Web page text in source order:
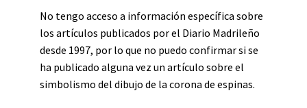
No tengo acceso a información específica sobre
los artículos publicados por el Diario Madrileño
desde 1997, por lo que no puedo confirmar si se
ha publicado alguna vez un artículo sobre el
simbolismo del dibujo de la corona de espinas.